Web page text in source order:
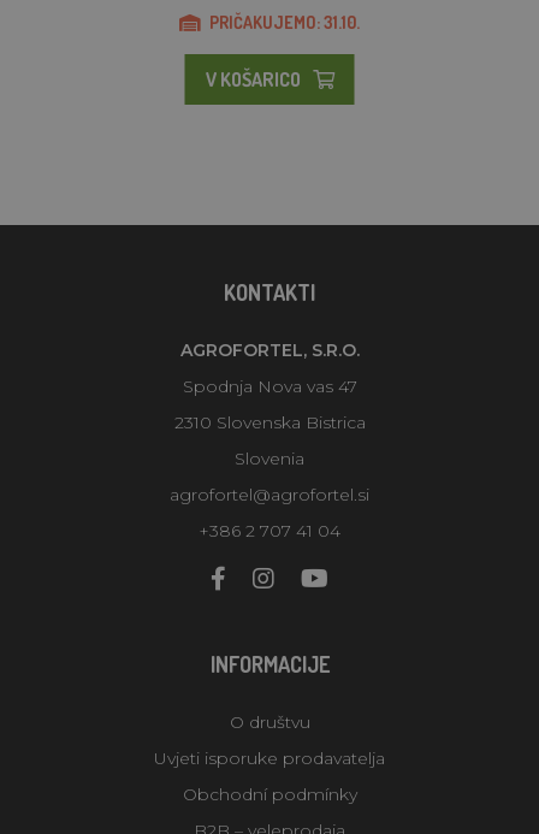
PRIČAKUJEMO: 31.10.
V KOŠARICO
KONTAKTI
AGROFORTEL, S.R.O.
Spodnja Nova vas 47
2310 Slovenska Bistrica
Slovenia
agrofortel@agrofortel.si
+386 2 707 41 04
INFORMACIJE
O društvu
Uvjeti isporuke prodavatelja
Obchodní podmínky